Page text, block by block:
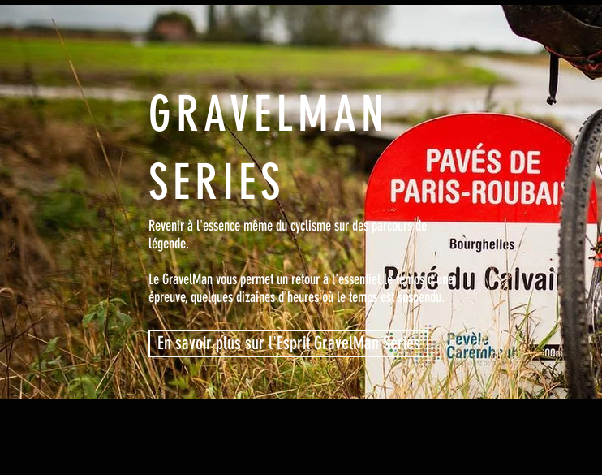
Fréjus , Fréjus, France
Détails
GRAVELMAN
SERIES
Revenir à l'essence même du cyclisme sur des parcours de
légende.
Le GravelMan vous permet un retour à l'essentiel le temps d'une
épreuve, quelques dizaines d'heures où le temps est suspendu.
En savoir plus sur l'Esprit GravelMan Series